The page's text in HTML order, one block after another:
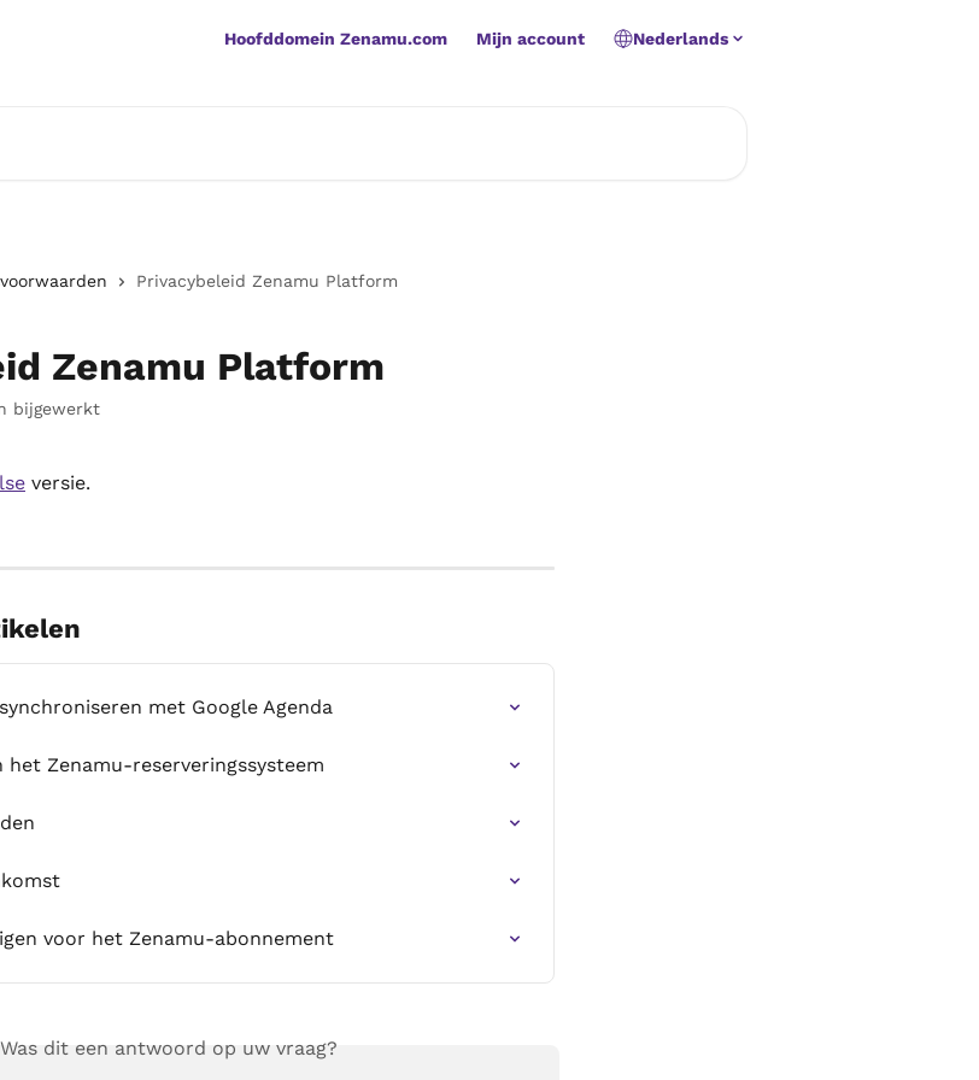
Hoofddomein Zenamu.com Mijn account Nederlands
Privacybeleid Zenamu Platform
Zenamu Platform
bijgewerkt
versie.
met Google Agenda
het Zenamu-reserveringssysteem
voor het Zenamu-abonnement
Was dit een antwoord op uw vraag?